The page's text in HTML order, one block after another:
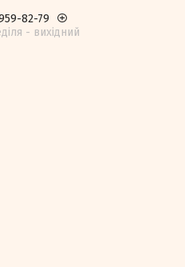
82-79
- вихiдний